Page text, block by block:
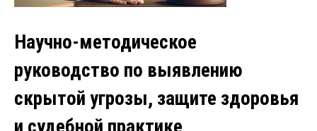
Научно-методическое
руководство по выявлению
скрытой угрозы, защите здоровья
и судебной практике